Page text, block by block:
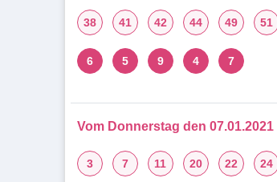
38 41 42 44 49 51
6 5 9 4 7
Vom Donnerstag den 07.01.2021
3 7 11 20 22 24